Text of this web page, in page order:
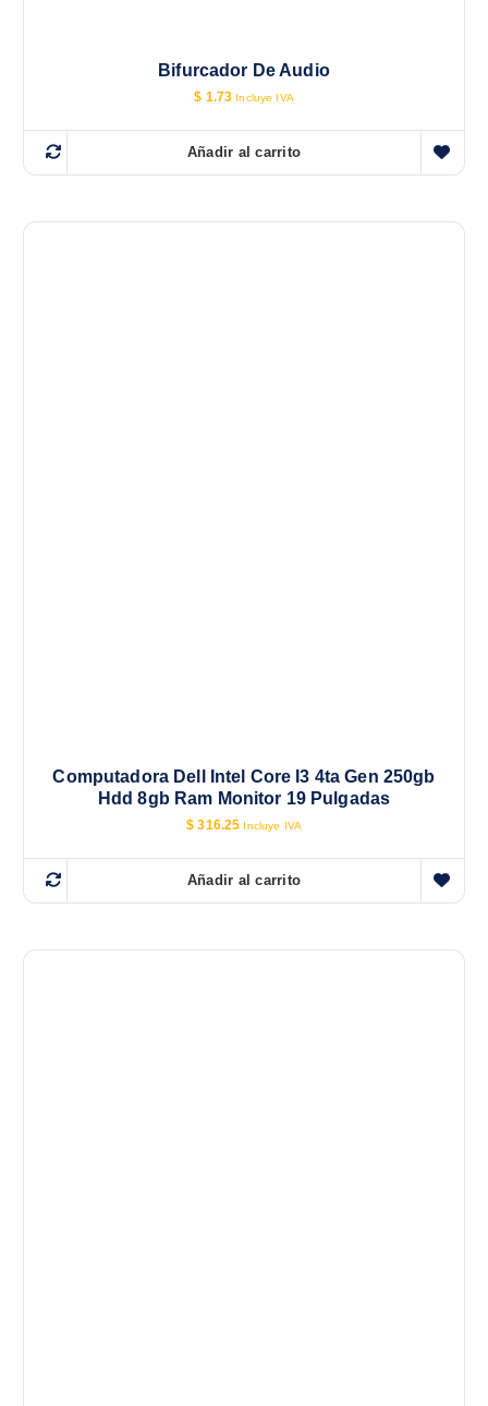
Bifurcador De Audio
$ 1.73 Incluye IVA
Añadir al carrito
Computadora Dell Intel Core I3 4ta Gen 250gb
Hdd 8gb Ram Monitor 19 Pulgadas
$ 316.25 Incluye IVA
Añadir al carrito